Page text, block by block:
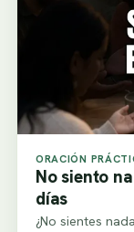
ORACIÓN
No siento
días
¿No sientes